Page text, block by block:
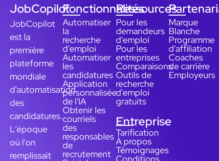
JobCopilot
JobCopilot
est la
première
plateforme
mondiale
d'automatisation
des
candidatures.
L'époque
où l'on
remplissait
Fonctionnalités
Automatiser
la
recherche
d'emploi
Automatiser
les
candidatures
Application
personnalisée
de l'IA
Obtenir les
courriels
des
responsables
de
recrutement
Ressources
Pour les
demandeurs
d'emploi
Pour les
entreprises
Comparaisons
Outils de
recherche
d'emploi
gratuits
Entreprise
Tarification
À propos
Témoignages
Conditions
Marque
Blanche
Programme
d'affiliation
Coaches
de carrière
Employeurs